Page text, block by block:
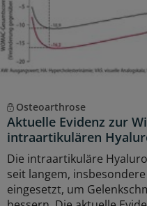
Osteoarthrose
Aktuelle Evidenz zur
intraartikulären
Die intraartikuläre
seit langem,
eingesetzt, um